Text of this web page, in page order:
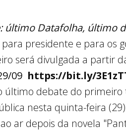
último Datafolha, último
presidente e para os
será divulgada a partir
09 https://bit.ly/
último debate do
nesta quinta-feira
ar depois da novela